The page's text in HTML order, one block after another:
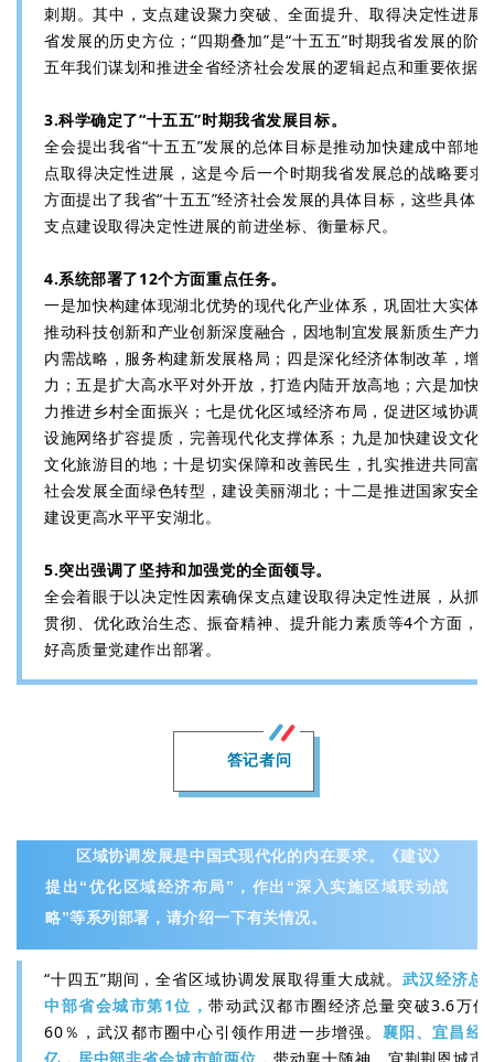
刺期。其中，支点建设聚力突破、全面提升、取得决定性进展
省发展的历史方位；“四期叠加”是“十五五”时期我省发展的阶
五年我们谋划和推进全省经济社会发展的逻辑起点和重要依据。
3.科学确定了“十五五”时期我省发展目标。
全会提出我省“十五五”发展的总体目标是推动加快建成中部地
点取得决定性进展，这是今后一个时期我省发展总的战略要求
方面提出了我省“十五五”经济社会发展的具体目标，这些具体
支点建设取得决定性进展的前进坐标、衡量标尺。
4.系统部署了12个方面重点任务。
一是加快构建体现湖北优势的现代化产业体系，巩固壮大实体
推动科技创新和产业创新深度融合，因地制宜发展新质生产力
内需战略，服务构建新发展格局；四是深化经济体制改革，增
力；五是扩大高水平对外开放，打造内陆开放高地；六是加快
力推进乡村全面振兴；七是优化区域经济布局，促进区域协调
设施网络扩容提质，完善现代化支撑体系；九是加快建设文化
文化旅游目的地；十是切实保障和改善民生，扎实推进共同富
社会发展全面绿色转型，建设美丽湖北；十二是推进国家安全
建设更高水平平安湖北。
5.突出强调了坚持和加强党的全面领导。
全会着眼于以决定性因素确保支点建设取得决定性进展，从抓
贯彻、优化政治生态、振奋精神、提升能力素质等4个方面，
好高质量党建作出部署。
答记者问
区域协调发展是中国式现代化的内在要求。《建议》
提出“优化区域经济布局”，作出“深入实施区域联动战
略”等系列部署，请介绍一下有关情况。
“十四五”期间，全省区域协调发展取得重大成就。武汉经济总
中部省会城市第1位，带动武汉都市圈经济总量突破3.6万
60％，武汉都市圈中心引领作用进一步增强。 襄阳、宜昌经